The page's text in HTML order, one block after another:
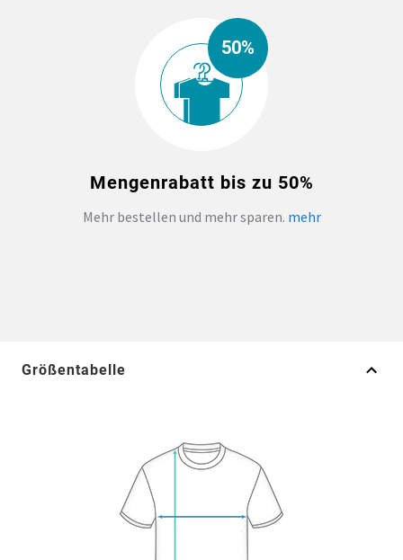
50%
Mengenrabatt bis zu 50%
Mehr bestellen und mehr sparen. mehr
Größentabelle